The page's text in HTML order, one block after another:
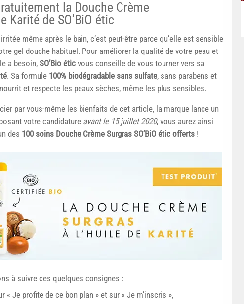
la Douche Crème
Karité de SO’BiO étic
même après le bain, c’est peut-être parce qu’elle est sensible
gel douche habituel. Pour améliorer la qualité de votre peau et
a besoin,SO’Bio étic vous conseille de vous tourner vers sa
. Sa formule 100% biodégradable sans sulfate, sans parabens et
et respecte les peaux sèches, même les plus sensibles.
par vous-même les bienfaits de cet article, la marque lance un
votre candidature avant le 15 juillet 2020, vous aurez ainsi
des 100 soins Douche Crème Surgras SO’BiO étic offerts !
à suivre ces quelques consignes :
« Je profite de ce bon plan » et sur « Je m’inscris »,